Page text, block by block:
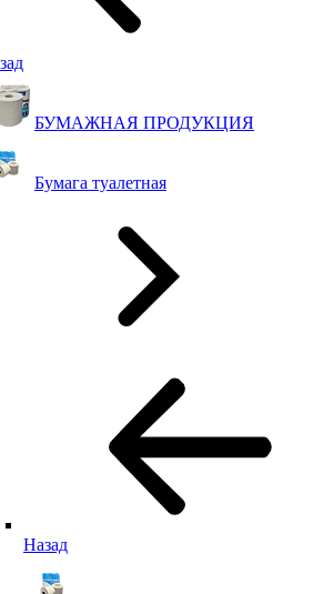
БУМАЖНАЯ ПРОДУКЦИЯ
Бумага туалетная
Назад